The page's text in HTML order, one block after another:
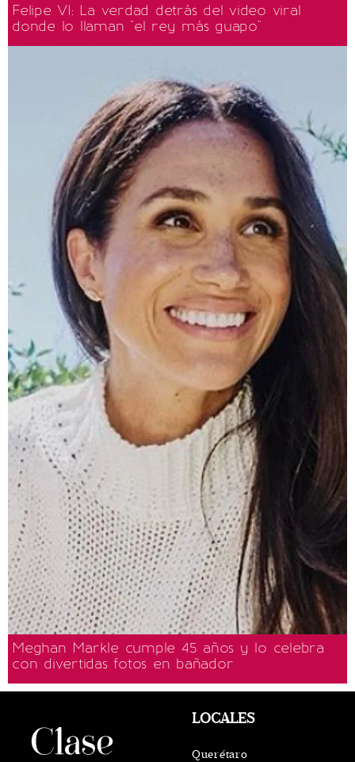
Felipe VI: La verdad detrás del video viral
donde lo llaman "el rey más guapo"
Meghan Markle cumple 45 años y lo celebra
con divertidas fotos en bañador
LOCALES
Querétaro